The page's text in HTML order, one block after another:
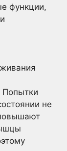
функции,
Попытки
не